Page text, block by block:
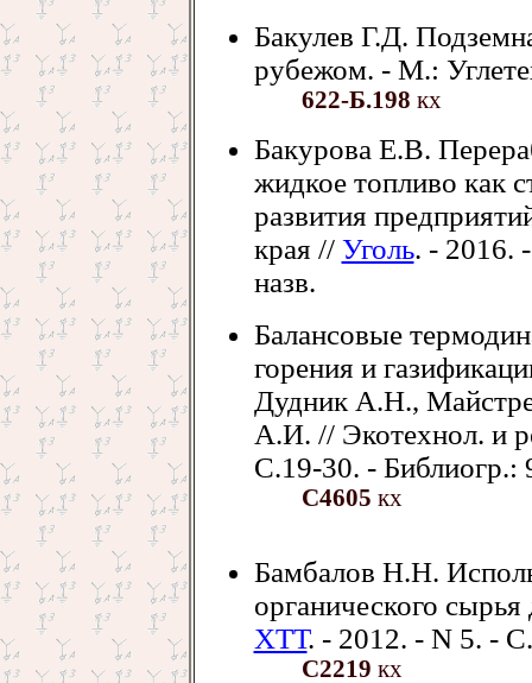
Бакулев Г.Д.
рубежом. - М.:
622-Б.198 кх
Бакурова Е.В.
жидкое топливо как
развития
края // Уголь. - 2016.
назв.
Балансовые
горения и
Дудник А.Н.,
А.И. // Экотехнол. и
С.19-30. - Библиогр.:
С4605 кх
Бамбалов Н.Н.
органического
ХТТ. - 2012. - N 5. -
С2219 кх